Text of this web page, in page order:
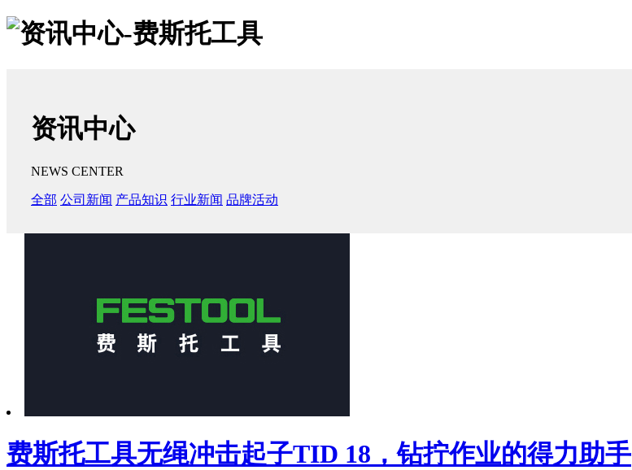
资讯中心
NEWS CENTER
全部 公司新闻 产品知识 行业新闻 品牌活动
费斯托工具无绳冲击起子TID 18，钻拧作业的得力助手